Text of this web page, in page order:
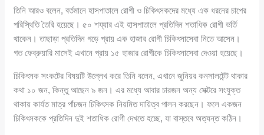
তিনি আরও বলেন, বর্তমানে হাসপাতালে রোগী ও চিকিৎসকদের মধ্যে এক ধরনের চাপের
পরিস্থিতি তৈরি হয়েছে। ৫০ শয্যার এই হাসপাতালে প্রতিদিন শতাধিক রোগী ভর্তি
থাকেন। তাছাড়া প্রতিদিন গড়ে প্রায় এক হাজার রোগী চিকিৎসাসেবা নিতে আসেন।
গত ফেব্রুয়ারি মাসেই এখানে প্রায় ১৫ হাজার রোগীকে চিকিৎসাসেবা দেওয়া হয়েছে।
চিকিৎসক সংকটের বিষয়টি উল্লেখ করে তিনি বলেন, এখানে জুনিয়র কনসালটেন্ট থাকার
কথা ১০ জন, কিন্তু আছেন ৯ জন। এর মধ্যে আবার চারজন অন্য সেক্টরে সংযুক্ত
থাকায় কার্যত মাত্র পাঁচজন চিকিৎসক নিয়মিত দায়িত্ব পালন করছেন। ফলে একজন
চিকিৎসককে প্রতিদিন দুই শতাধিক রোগী দেখতে হচ্ছে, যা বাস্তবে অত্যন্ত কঠিন।